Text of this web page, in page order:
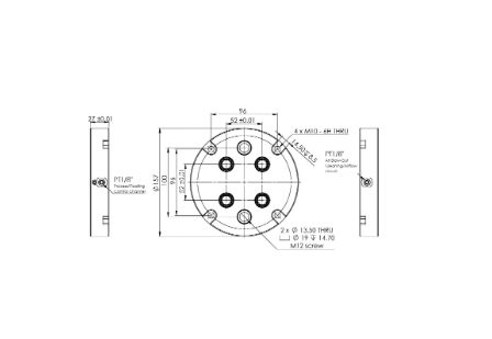
单定位Ｌ底板
三面锥塔
立柱
120型
原点定位客制化
30-60公斤
60-150公斤
机械手臂客制化
自动气压虎钳
虎钳配件